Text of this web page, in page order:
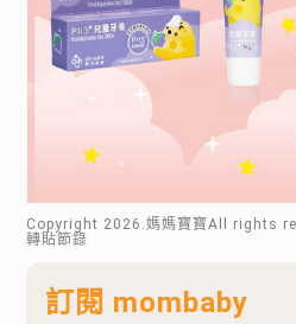
Copyright 2026 .媽媽寶寶All rights
轉貼節錄
訂閱 mombaby